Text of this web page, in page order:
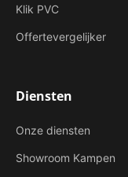
Klik PVC
Offertevergelijker
Diensten
Onze diensten
Showroom Kampen